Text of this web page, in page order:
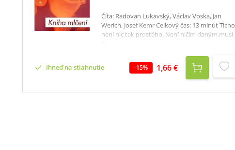
Číta: Radovan Lukavský, Václav Voska, Jan
Werich, Josef Kemr Celkový čas: 13 minút Ticho
není nic tak prostého. Není ničím daným,musí
být vytvořeno.- Clude Roy.Je jisté, že i to
umění, jež se dělá ze slov – poezie, rodí se z
mlčení a mlčení je jí třeba jako vzduchu. Jako je
třeba ticha k životu. Třebas jen proto, že byl
život dočasně zpustošen a řeč se znemožnila.
Ihneď na stiahnutie -15% 1,66 €